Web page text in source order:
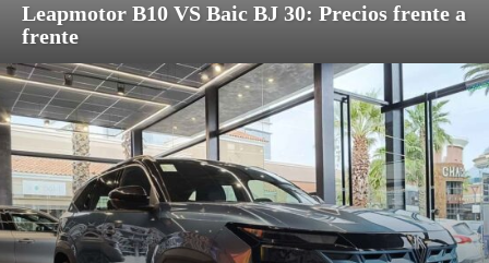
Leapmotor B10 VS Baic BJ 30: Precios frente a
frente